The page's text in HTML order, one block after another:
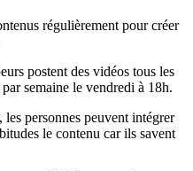
régulièrement pour créer
postent des vidéos tous les
semaine le vendredi à 18h.
personnes peuvent intégrer
le contenu car ils savent